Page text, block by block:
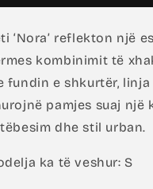
‘Nora’ reflekton një
kombinimit të
fundin e shkurtër,
pamjes suaj një
dhe stil urban.
ka të veshur: S